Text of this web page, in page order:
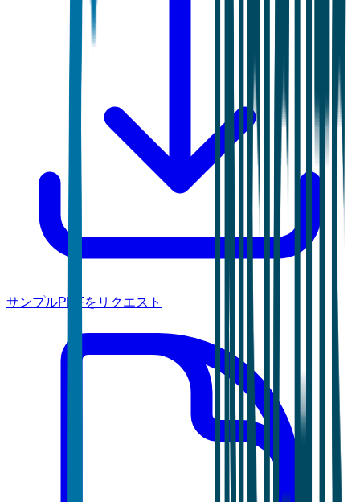
サンプルPDFをリクエスト